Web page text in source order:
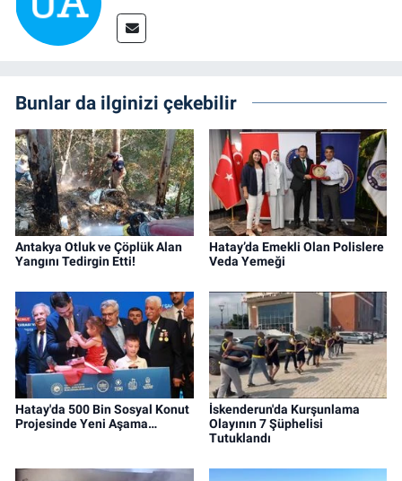
Bunlar da ilginizi çekebilir
Antakya Otluk ve Çöplük Alan
Yangını Tedirgin Etti!
Hatay’da Emekli Olan Polislere
Veda Yemeği
Hatay'da 500 Bin Sosyal Konut
Projesinde Yeni Aşama…
İskenderun'da Kurşunlama
Olayının 7 Şüphelisi
Tutuklandı